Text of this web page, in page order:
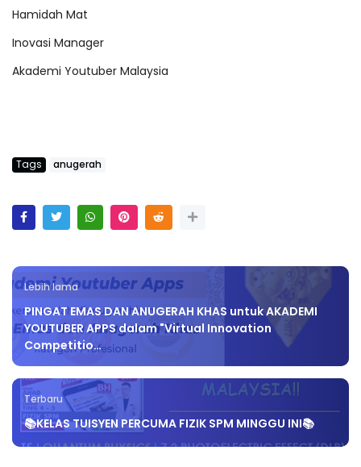
Hamidah Mat
Inovasi Manager
Akademi Youtuber Malaysia
Tags anugerah
Lebih lama
PINGAT EMAS DAN ANUGERAH KHAS untuk AKADEMI
YOUTUBER APPS dalam "Virtual Innovation
Competitio…
Terbaru
📚KELAS TUISYEN PERCUMA FIZIK SPM MINGGU INI📚